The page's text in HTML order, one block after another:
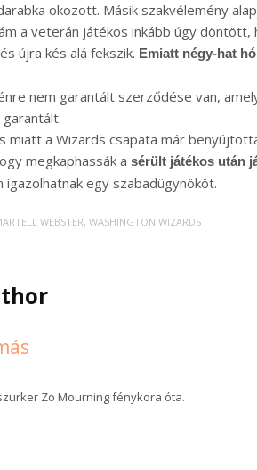
okozott. Másik szakvélemény
a veterán játékos inkább úgy döntött,
újra kés alá fekszik. Emiatt négy-hat
nem garantált szerződése van,
miatt a Wizards csapata már
megkaphassák asérült játékos után
egy szabadügynököt.
WEBSTER,WASHINGTON WIZARDS
Zo Mourning fénykora óta.